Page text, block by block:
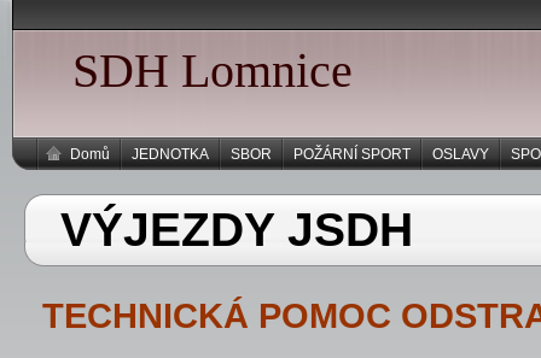
SDH Lomnice
Domů JEDNOTKA SBOR POŽÁRNÍ SPORT OSLAVY
VÝJEZDY JSDH
TECHNICKÁ POMOC